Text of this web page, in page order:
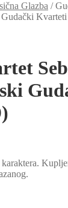
Glazba /